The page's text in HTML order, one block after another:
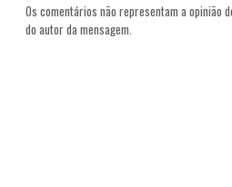
Os comentários não representam a opinião
do autor da mensagem.